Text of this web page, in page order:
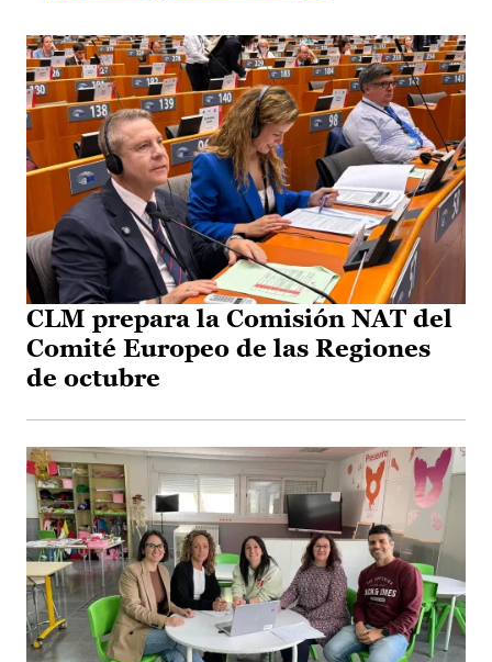
CLM prepara la Comisión NAT del
Comité Europeo de las Regiones
de octubre